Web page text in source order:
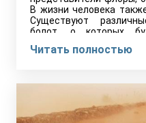
В жизни человека
Существуют
болот, о которых
Читать полностью